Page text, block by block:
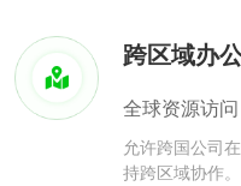
跨区域办
全球资源访问
允许跨国公司
持跨区域协作。